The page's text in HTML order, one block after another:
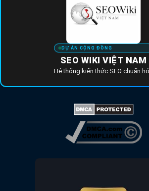
DỰ ÁN CỘNG ĐỒNG
SEO WIKI VIỆT NAM
Hệ thống kiến thức SEO chuẩn